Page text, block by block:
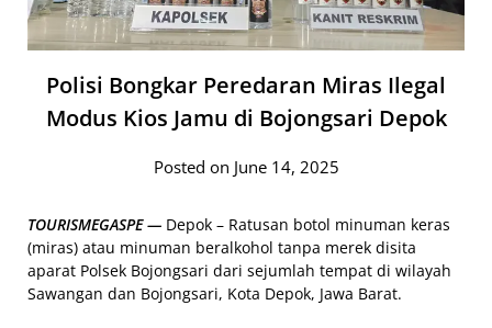
Polisi Bongkar Peredaran Miras Ilegal
Modus Kios Jamu di Bojongsari Depok
Posted on June 14, 2025
TOURISMEGASPE — Depok – Ratusan botol minuman keras
(miras) atau minuman beralkohol tanpa merek disita
aparat Polsek Bojongsari dari sejumlah tempat di wilayah
Sawangan dan Bojongsari, Kota Depok, Jawa Barat.